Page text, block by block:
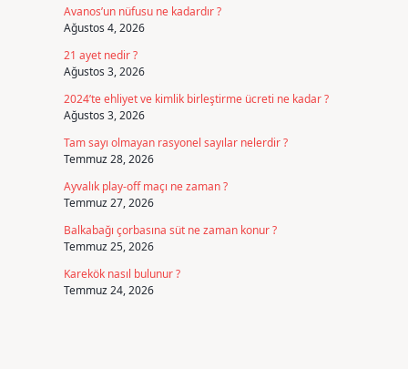
Avanos’un nüfusu ne kadardır ?
Ağustos 4, 2026
21 ayet nedir ?
Ağustos 3, 2026
2024’te ehliyet ve kimlik birleştirme ücreti ne kadar ?
Ağustos 3, 2026
Tam sayı olmayan rasyonel sayılar nelerdir ?
Temmuz 28, 2026
Ayvalık play-off maçı ne zaman ?
Temmuz 27, 2026
Balkabağı çorbasına süt ne zaman konur ?
Temmuz 25, 2026
Karekök nasıl bulunur ?
Temmuz 24, 2026